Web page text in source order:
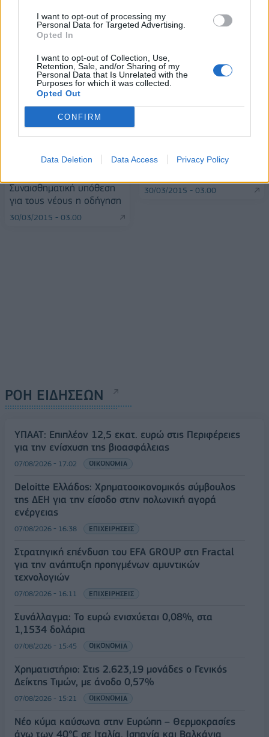
I want to opt-out of processing my
Personal Data for Targeted Advertising.
Opted In
I want to opt-out of Collection, Use,
Retention, Sale, and/or Sharing of my
Personal Data that Is Unrelated with the
Purposes for which it was collected.
Opted Out
CONFIRM
Data Deletion Data Access Privacy Policy
άνοιξε τις πύλες του σε όλους
ΠΕΡΙΣΣΌΤΕΡΑ ΣΕ ΑΥΤΉ ΤΗΝ ΚΑΤΗΓΟΡΊΑ
Συναισθηματική υπόθεση
για τους νέους η οδήγηση
30/03/2015 - 03:00
Ανάκληση αυτοκινήτων
30/03/2015 - 03:00
ΡΟΗ ΕΙΔΗΣΕΩΝ
ΥΠΑΑΤ: Επιπλέον 12,5 εκατ. ευρώ στις Περιφέρειες
για την ενίσχυση της βιοασφάλειας
07/08/2026 - 17:02 ΟΙΚΟΝΟΜΙΑ
Deloitte Ελλάδος: Χρηματοοικονομικός σύμβουλος
της ΔΕΗ για την είσοδο στην πολωνική αγορά
ενέργειας
07/08/2026 - 16:38 ΕΠΙΧΕΙΡΗΣΕΙΣ
Στρατηγική επένδυση του EFA GROUP στη Fractal
για την ανάπτυξη προηγμένων αμυντικών
τεχνολογιών
07/08/2026 - 16:11 ΕΠΙΧΕΙΡΗΣΕΙΣ
Συνάλλαγμα: Το ευρώ ενισχύεται 0,08%, στα
1,1534 δολάρια
07/08/2026 - 15:45 ΟΙΚΟΝΟΜΙΑ
Χρηματιστήριο: Στις 2.623,19 μονάδες ο Γενικός
Δείκτης Τιμών, με άνοδο 0,57%
07/08/2026 - 15:21 ΟΙΚΟΝΟΜΙΑ
Νέο κύμα καύσωνα στην Ευρώπη – Θερμοκρασίες
άνω των 40°C σε Ιταλία, Ισπανία και Βαλκάνια